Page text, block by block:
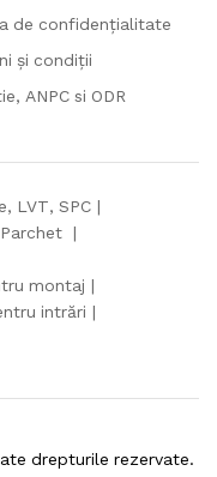
de confidențialitate
și condiții
ANPC si ODR
LVT, SPC
Parchet
montaj
intrări
drepturile rezervate.